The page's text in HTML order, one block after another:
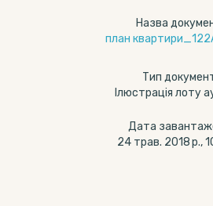
Назва
план
Тип
Ілюстрація лоту
Дата
24 трав. 2018 р.,